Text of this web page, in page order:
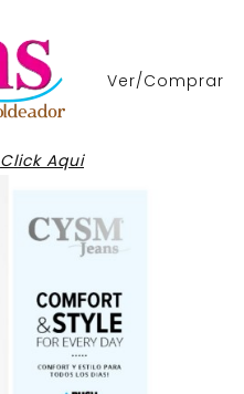
Ver/Comprar
Click Aqui